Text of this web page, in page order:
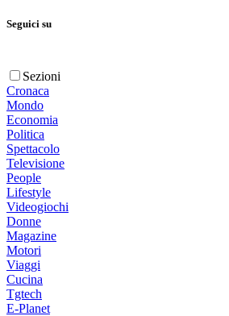
Seguici su
Sezioni
Cronaca
Mondo
Economia
Politica
Spettacolo
Televisione
People
Lifestyle
Videogiochi
Donne
Magazine
Motori
Viaggi
Cucina
Tgtech
E-Planet